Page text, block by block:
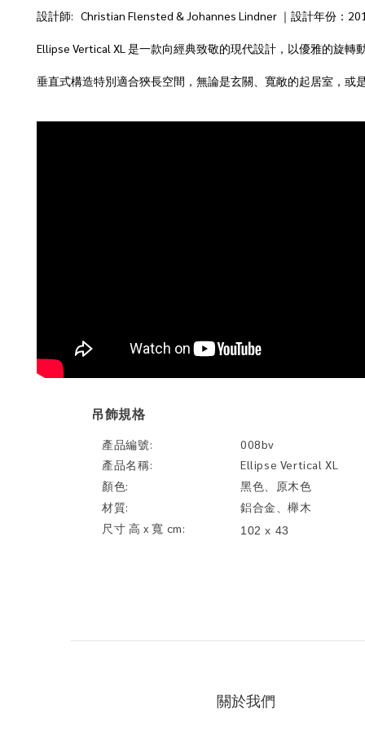
設計師: Christian Flensted & Johannes Lindner ｜設計年份：
Ellipse Vertical XL 是一款向經典致敬的現代設計，以優雅的旋轉
垂直式構造特別適合狹長空間，無論是玄關、寬敞的起居室，
吊飾規格
產品編號:
008bv
產品名稱:
Ellipse Vertical XL
顏色:
黑色、原木色
材質:
鋁合金、櫸木
尺寸 高 x 寬 cm:
102 x 43
關於我們